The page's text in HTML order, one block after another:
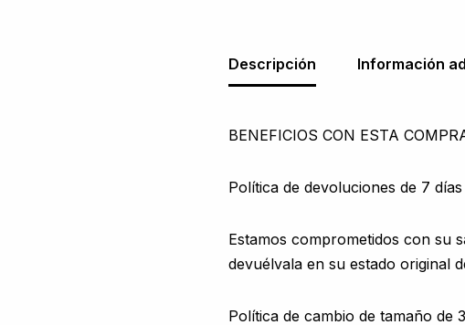
Descripción Información
BENEFICIOS CON ESTA
Política de devoluciones de 7 días
Estamos comprometidos con su
devuélvala en su estado original
Política de cambio de tamaño de